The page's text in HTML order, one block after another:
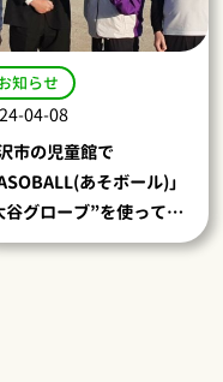
知らせ
04-08
市の児童館で
ASOBALL(あそボール)」
谷グローブ”を使って元
代表監督・宇津木妙子